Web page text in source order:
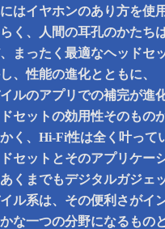
はイヤホンのあり方を使
く、人間の耳孔のかたち
まったく最適なヘッドセ
、性能の進化とともに、
ルのアプリでの補完が進
セットの効用性そのもの
く、Hi-Fi性は全く叶って
セットとそのアプリケー
くまでもデジタルガジェ
ル系は、その便利さがイ
な一つの分野になるもの